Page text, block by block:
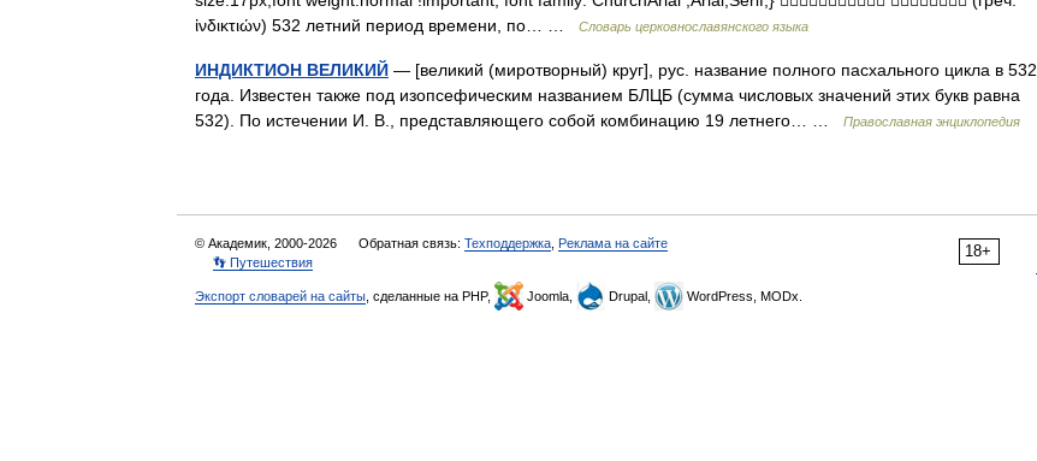
ἰνδικτιών) 532 летний период времени, по… …
Словарь церковнославянского языка
ИНДИКТИОН ВЕЛИКИЙ — [великий (миротворный) круг], рус. название полного пасхального цикла в 532
года. Известен также под изопсефическим названием БЛЦБ (сумма числовых значений этих букв равна
532). По истечении И. В., представляющего собой комбинацию 19 летнего… …
Православная энциклопедия
18+
© Академик, 2000-2026 Обратная связь: Техподдержка Реклама на сайте
👣 Путешествия
Экспорт словарей на сайты , сделанные на PHP, Joomla, Drupal, WordPress, MODx.